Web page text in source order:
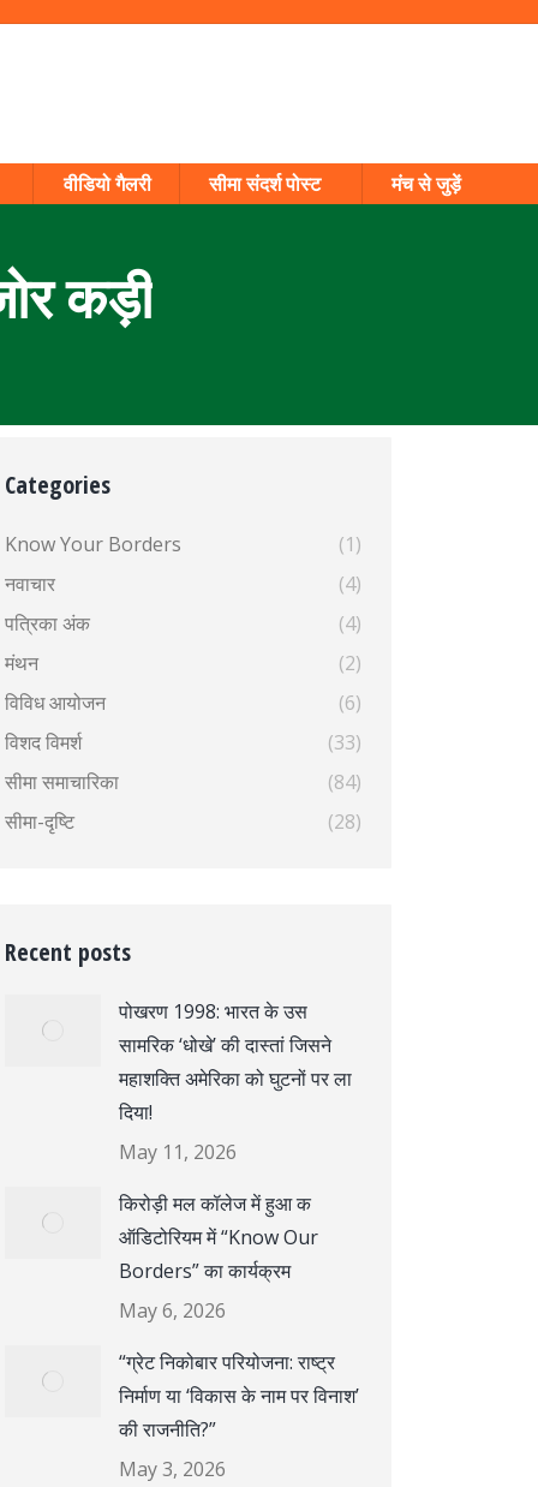
वीडियो गैलरी सीमा संदर्श पोस्ट मंच से जुड़ें
कड़ी
Categories
Know Your Borders
(1)
नवाचार
(4)
पत्रिका अंक
(4)
मंथन
(2)
विविध आयोजन
(6)
विशद विमर्श
(33)
सीमा समाचारिका
(84)
सीमा-दृष्टि
(28)
Recent posts
पोखरण 1998: भारत के उस
सामरिक ‘धोखे’ की दास्तां जिसने
महाशक्ति अमेरिका को घुटनों पर ला
दिया!
May 11, 2026
किरोड़ी मल कॉलेज में हुआ क
ऑडिटोरियम में “Know Our
Borders” का कार्यक्रम
May 6, 2026
“ग्रेट निकोबार परियोजना: राष्ट्र
निर्माण या ‘विकास के नाम पर विनाश’
की राजनीति?”
May 3, 2026